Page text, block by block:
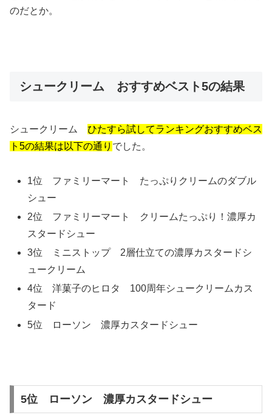
のだとか。
シュークリーム おすすめベスト5の結果
シュークリーム ひたすら試してランキングおすすめベス
ト5の結果は以下の通り でした。
1位 ファミリーマート たっぷりクリームのダブル
シュー
2位 ファミリーマート クリームたっぷり！濃厚カ
スタードシュー
3位 ミニストップ 2層仕立ての濃厚カスタードシ
ュークリーム
4位 洋菓子のヒロタ 100周年シュークリームカス
タード
5位 ローソン 濃厚カスタードシュー
5位 ローソン 濃厚カスタードシュー